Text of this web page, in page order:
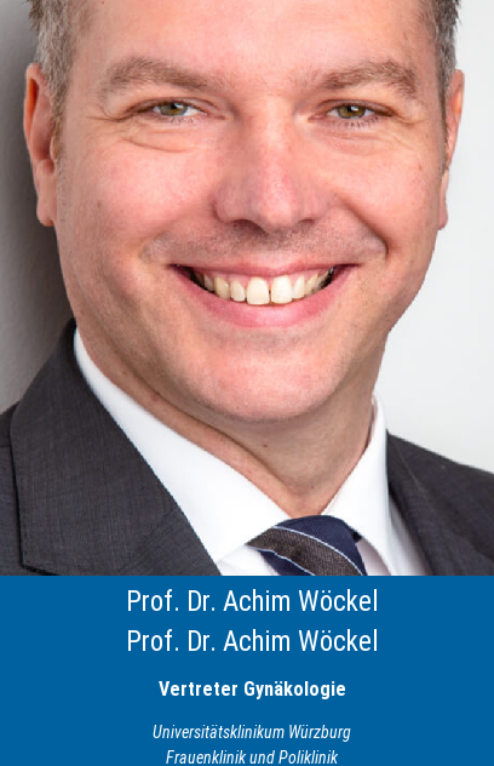
Prof. Dr. Achim Wöckel
Prof. Dr. Achim Wöckel
Vertreter Gynäkologie
Universitätsklinikum Würzburg
Frauenklinik und Poliklinik